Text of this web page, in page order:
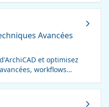
Avancées
et optimisez
workflows